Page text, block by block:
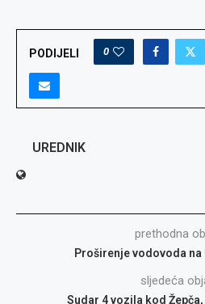
PODIJELI 0
UREDNIK
prethodna
Proširenje vodovoda na
sljedeća
Sudar 4 vozila kod